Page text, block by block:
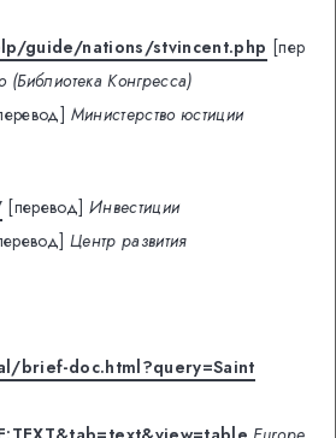
guide/nations/stvincent.php [пер
(Библиотека Конгресса)
Министерство юстиции
[перевод] Инвестиции
Центр развития
brief-doc.html?query=Saint